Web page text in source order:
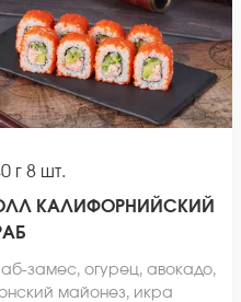
г8 шт.
КАЛИФОРНИЙСКИЙ
замес, огурец, авокадо,
майонез, икра